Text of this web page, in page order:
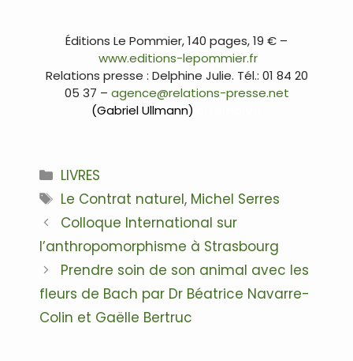
Éditions Le Pommier, 140 pages, 19 € –
www.editions-lepommier.fr
Relations presse : Delphine Julie. Tél.: 01 84 20
05 37 – agence@relations-presse.net
(Gabriel Ullmann)
Catégories
LIVRES
Étiquettes
Le Contrat naturel, Michel Serres
Navigation
des
Colloque International sur
l’anthropomorphisme à Strasbourg
Prendre soin de son animal avec les
fleurs de Bach par Dr Béatrice Navarre-
Colin et Gaëlle Bertruc